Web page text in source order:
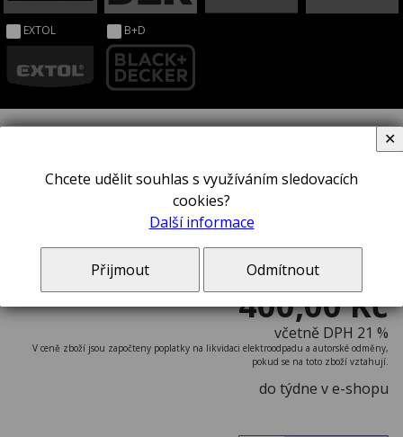
EXTOL B+D
Dláto STANLEY® 0-16-255
400,00 Kč
včetně DPH 21 %
V ceně zboží jsou započteny poplatky na likvidaci elektroodpadu a autorské odměny,
pokud se na toto zboží vztahují.
do týdne v e-shopu
Chcete udělit souhlas s využíváním sledovacích
cookies?
Další informace
Přijmout Odmítnout
✕